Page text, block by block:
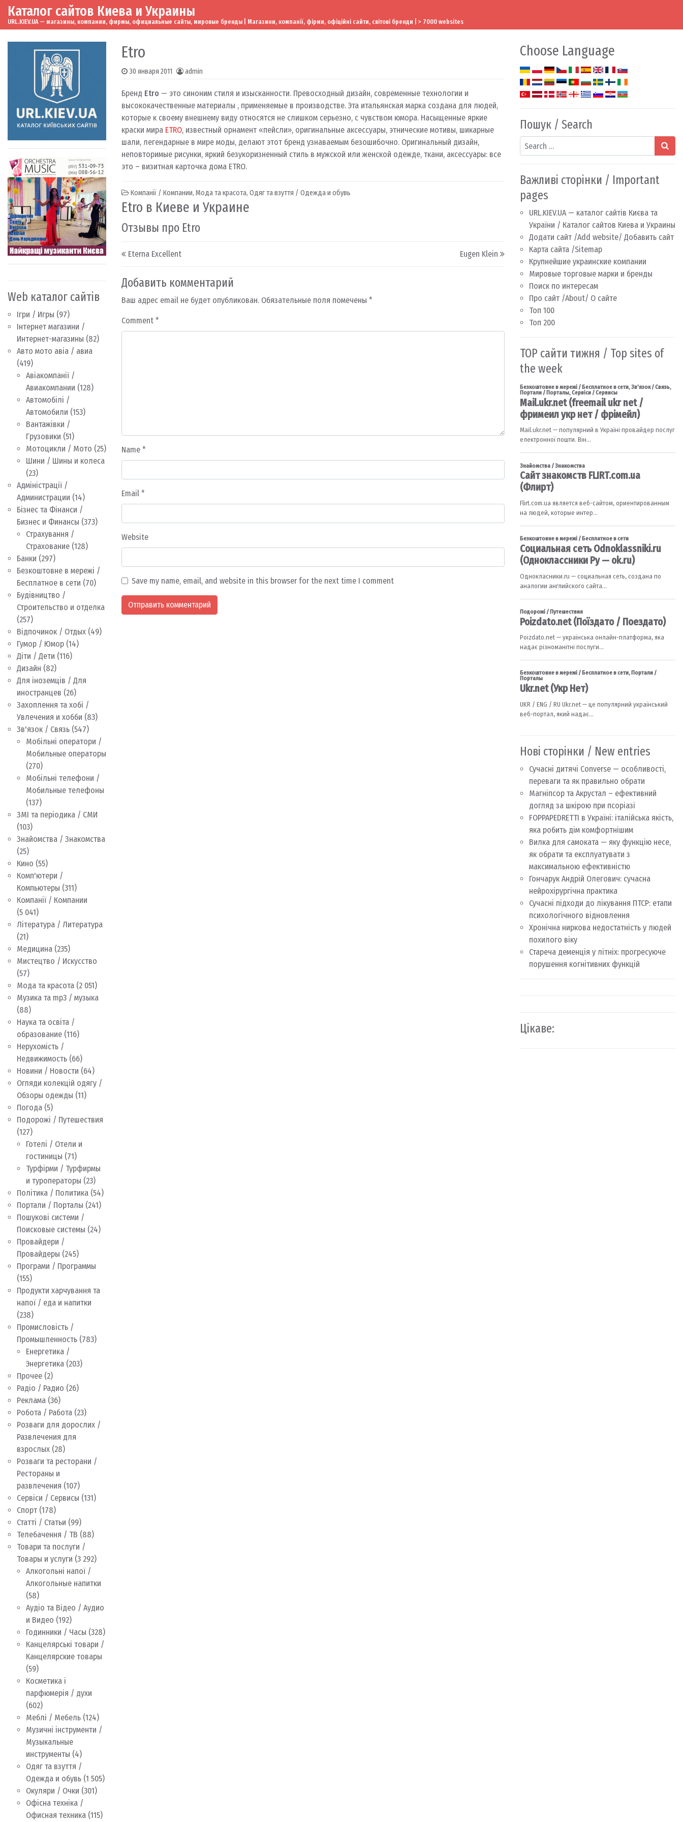
Skip to content
Main Navigation
Каталог сайтов Киева и Украины
URL.KIEV.UA — магазины, компании, фирмы, официальные сайты, мировые бренды | Магазини, компанії, фірми, офіційні сайти, світові бренди | > 7000 websites
Web каталог сайтів
Ігри / Игры (97)
Інтернет магазини /
Интернет-магазины (82)
Авто мото авіа / авиа
(419)
Авіакомпанії /
Авиакомпании (128)
Автомобілі /
Автомобили (153)
Вантажівки /
Грузовики (51)
Мотоцикли / Мото (25)
Шини / Шины и колеса
(23)
Адміністрації /
Администрации (14)
Бізнес та Фінанси /
Бизнес и Финансы (373)
Страхування /
Страхование (128)
Банки (297)
Безкоштовне в мережі /
Бесплатное в сети (70)
Будівництво /
Строительство и отделка
(257)
Відпочинок / Отдых (49)
Гумор / Юмор (14)
Діти / Дети (116)
Дизайн (82)
Для іноземців / Для
иностранцев (26)
Захоплення та хобі /
Увлечения и хобби (83)
Зв'язок / Связь (547)
Мобільні оператори /
Мобильные операторы
(270)
Мобільні телефони /
Мобильные телефоны
(137)
ЗМІ та періодика / СМИ
(103)
Знайомства / Знакомства
(25)
Кино (55)
Комп'ютери /
Компьютеры (311)
Компанії / Компании
(5 041)
Література / Литература
(21)
Медицина (235)
Мистецтво / Искусство
(57)
Мода та красота (2 051)
Музика та mp3 / музыка
(88)
Наука та освіта /
образование (116)
Нерухомість /
Недвижимость (66)
Новини / Новости (64)
Огляди колекцій одягу /
Обзоры одежды (11)
Погода (5)
Подорожі / Путешествия
(127)
Готелі / Отели и
гостиницы (71)
Турфірми / Турфирмы
и туроператоры (23)
Політика / Политика (54)
Портали / Порталы (241)
Пошукові системи /
Поисковые системы (24)
Провайдери /
Провайдеры (245)
Програми / Программы
(155)
Продукти харчування та
напої / еда и напитки
(238)
Промисловість /
Промышленность (783)
Енергетика /
Энергетика (203)
Прочее (2)
Радіо / Радио (26)
Реклама (36)
Робота / Работа (23)
Розваги для дорослих /
Развлечения для
взрослых (28)
Розваги та ресторани /
Рестораны и
развлечения (107)
Сервіси / Сервисы (131)
Спорт (178)
Статті / Статьи (99)
Телебачення / ТВ (88)
Товари та послуги /
Товары и услуги (3 292)
Алкогольні напої /
Алкогольные напитки
(58)
Аудіо та Відео / Аудио
и Видео (192)
Годинники / Часы (328)
Канцелярські товари /
Канцелярские товары
(59)
Косметика і
парфюмерія / духи
(602)
Меблі / Мебель (124)
Музичні інструменти /
Музыкальные
инструменты (4)
Одяг та взуття /
Одежда и обувь (1 505)
Окуляри / Очки (301)
Офісна техніка /
Офисная техника (115)
Etro
30 января 2011 admin
Бренд Etro — это синоним стиля и изысканности. Превосходный дизайн, современные технологии и
высококачественные материалы , применяемые в производстве. Эта итальянская марка создана для людей,
которые к своему внешнему виду относятся не слишком серьезно, с чувством юмора. Насыщенные яркие
краски мира ETRO, известный орнамент «пейсли», оригинальные аксессуары, этнические мотивы, шикарные
шали, легендарные в мире моды, делают этот бренд узнаваемым безошибочно. Оригинальный дизайн,
неповторимые рисунки, яркий безукоризненный стиль в мужской или женской одежде, ткани, аксессуары: все
это – визитная карточка дома ETRO.
Компанії / Компании, Мода та красота, Одяг та взуття / Одежда и обувь
Etro в Киеве и Украине
Отзывы про Etro
Post navigation
Eterna Excellent Eugen Klein
Добавить комментарий
Ваш адрес email не будет опубликован. Обязательные поля помечены *
Comment *
Name *
Email *
Website
Save my name, email, and website in this browser for the next time I comment
Choose Language
Пошук / Search
Search
Важливі сторінки / Important
pages
URL.KIEV.UA — каталог сайтів Києва та
України / Каталог сайтов Киева и Украины
Додати сайт /Add website/ Добавить сайт
Карта сайта /Sitemap
Крупнейшие украинские компании
Мировые торговые марки и бренды
Поиск по интересам
Про сайт /About/ О сайте
Топ 100
Топ 200
TOP сайти тижня / Top sites of
the week
Нові сторінки / New entries
Сучасні дитячі Converse — особливості,
переваги та як правильно обрати
Магніпсор та Акрустал – ефективний
догляд за шкірою при псоріазі
FOPPAPEDRETTI в Україні: італійська якість,
яка робить дім комфортнішим
Вилка для самоката — яку функцію несе,
як обрати та експлуатувати з
максимальною ефективністю
Гончарук Андрій Олегович: сучасна
нейрохірургічна практика
Сучасні підходи до лікування ПТСР: етапи
психологічного відновлення
Хронічна ниркова недостатність у людей
похилого віку
Стареча деменція у літніх: прогресуюче
порушення когнітивних функцій
Цікаве: